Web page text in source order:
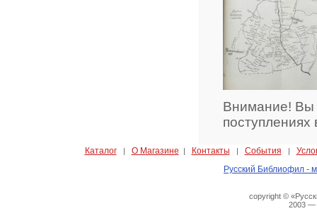
Внимание! Вы
Каталог| О Магазине | Контакты | События |
Русский Библиофил -
copyright ©
2003 —